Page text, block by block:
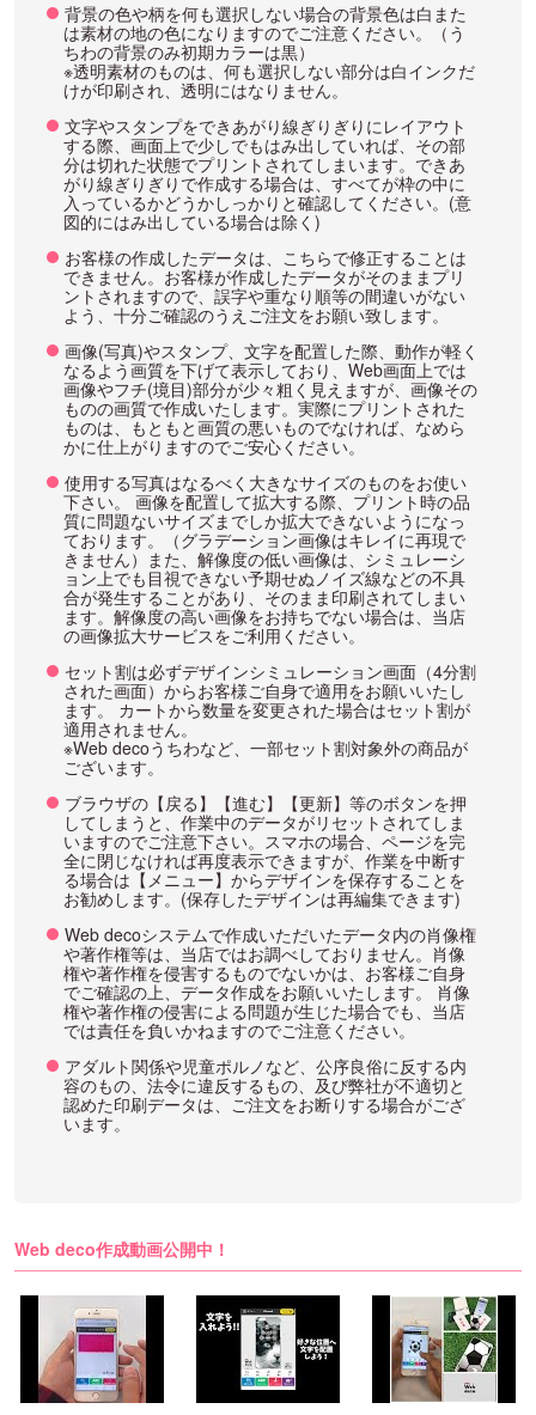
背景の色や柄を何も選択しない場合の背景色は白また
は素材の地の色になりますのでご注意ください。（う
ちわの背景のみ初期カラーは黒）
※透明素材のものは、何も選択しない部分は白インクだ
けが印刷され、透明にはなりません。
文字やスタンプをできあがり線ぎりぎりにレイアウト
する際、画面上で少しでもはみ出していれば、その部
分は切れた状態でプリントされてしまいます。できあ
がり線ぎりぎりで作成する場合は、すべてが枠の中に
入っているかどうかしっかりと確認してください。(意
図的にはみ出している場合は除く)
お客様の作成したデータは、こちらで修正することは
できません。お客様が作成したデータがそのままプリ
ントされますので、誤字や重なり順等の間違いがない
よう、十分ご確認のうえご注文をお願い致します。
画像(写真)やスタンプ、文字を配置した際、動作が軽く
なるよう画質を下げて表示しており、Web画面上では
画像やフチ(境目)部分が少々粗く見えますが、画像その
ものの画質で作成いたします。実際にプリントされた
ものは、もともと画質の悪いものでなければ、なめら
かに仕上がりますのでご安心ください。
使用する写真はなるべく大きなサイズのものをお使い
下さい。 画像を配置して拡大する際、プリント時の品
質に問題ないサイズまでしか拡大できないようになっ
ております。（グラデーション画像はキレイに再現で
きません）また、解像度の低い画像は、シミュレーシ
ョン上でも目視できない予期せぬノイズ線などの不具
合が発生することがあり、そのまま印刷されてしまい
ます。解像度の高い画像をお持ちでない場合は、当店
の画像拡大サービスをご利用ください。
セット割は必ずデザインシミュレーション画面（4分割
された画面）からお客様ご自身で適用をお願いいたし
ます。 カートから数量を変更された場合はセット割が
適用されません。
※Web decoうちわなど、一部セット割対象外の商品が
ございます。
ブラウザの【戻る】【進む】【更新】等のボタンを押
してしまうと、作業中のデータがリセットされてしま
いますのでご注意下さい。スマホの場合、ページを完
全に閉じなければ再度表示できますが、作業を中断す
る場合は【メニュー】からデザインを保存することを
お勧めします。(保存したデザインは再編集できます)
Web decoシステムで作成いただいたデータ内の肖像権
や著作権等は、当店ではお調べしておりません。肖像
権や著作権を侵害するものでないかは、お客様ご自身
でご確認の上、データ作成をお願いいたします。 肖像
権や著作権の侵害による問題が生じた場合でも、当店
では責任を負いかねますのでご注意ください。
アダルト関係や児童ポルノなど、公序良俗に反する内
容のもの、法令に違反するもの、及び弊社が不適切と
認めた印刷データは、ご注文をお断りする場合がござ
います。
Web deco作成動画公開中！